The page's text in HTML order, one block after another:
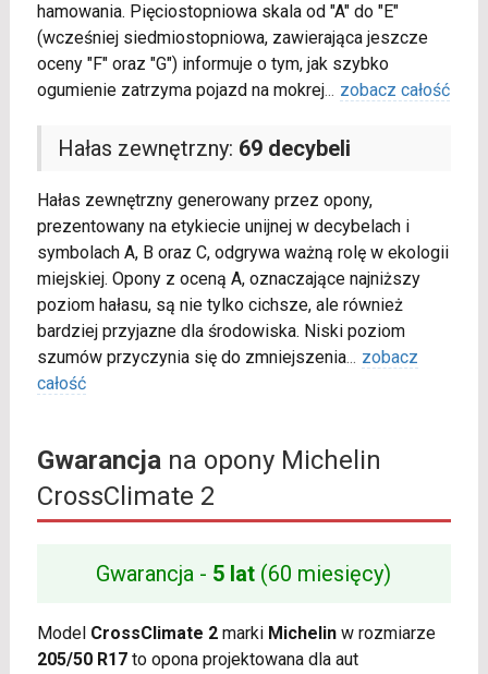
hamowania. Pięciostopniowa skala od "A" do "E"
(wcześniej siedmiostopniowa, zawierająca jeszcze
oceny "F" oraz "G") informuje o tym, jak szybko
ogumienie zatrzyma pojazd na mokrej... zobacz całość
Hałas zewnętrzny: 69 decybeli
Hałas zewnętrzny generowany przez opony,
prezentowany na etykiecie unijnej w decybelach i
symbolach A, B oraz C, odgrywa ważną rolę w ekologii
miejskiej. Opony z oceną A, oznaczające najniższy
poziom hałasu, są nie tylko cichsze, ale również
bardziej przyjazne dla środowiska. Niski poziom
szumów przyczynia się do zmniejszenia... zobacz
całość
Gwarancjana opony Michelin
CrossClimate 2
Gwarancja - 5 lat (60 miesięcy)
Model CrossClimate 2marki Michelinw rozmiarze
205/50 R17to opona projektowana dla aut